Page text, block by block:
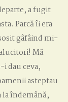
a fugit
Parcă îi era
gâfâind mi-
Mă
dau ceva,
asteptau
la îndemână,